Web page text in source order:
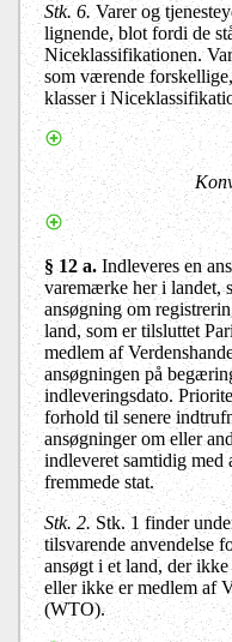
Stk. 6. Varer og
lignende, blot fordi de
Niceklassifikationen.
som værende
klasser i
§ 12 a.Indleveres en
varemærke her i landet,
ansøgning om
land, som er tilsluttet
medlem af
ansøgningen på
indleveringsdato.
forhold til senere
ansøgninger om eller
indleveret samtidig med
fremmede stat.
Stk. 2.Stk. 1 finder
tilsvarende anvendelse
ansøgt i et land, der
eller ikke er medlem af
(WTO).